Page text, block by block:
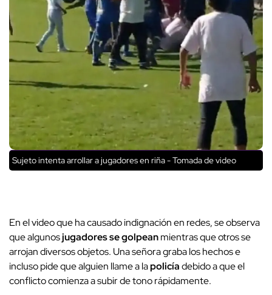
Sujeto intenta arrollar a jugadores en riña - Tomada de video
En el video que ha causado indignación en redes, se observa
que algunosjugadores se golpeanmientras que otros se
arrojan diversos objetos. Una señora graba los hechos e
incluso pide que alguien llame a lapolicíadebido a que el
conflicto comienza a subir de tono rápidamente.